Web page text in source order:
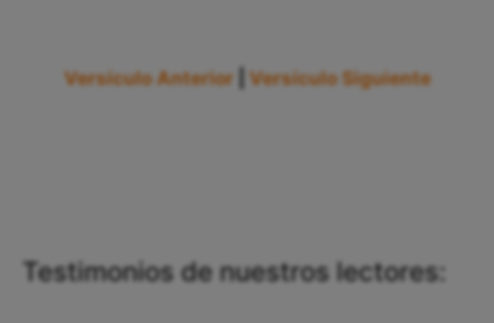
Versículo Anterior Versículo Siguiente
Testimonios de nuestros lectores: